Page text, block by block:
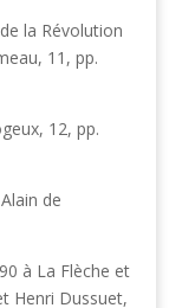
la Révolution
11, pp.
12, pp.
de
à La Flèche et
Henri Dussuet,